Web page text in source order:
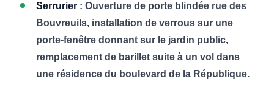
Serrurier : Ouverture de porte blindée rue des
Bouvreuils, installation de verrous sur une
porte-fenêtre donnant sur le jardin public,
remplacement de barillet suite à un vol dans
une résidence du boulevard de la République.